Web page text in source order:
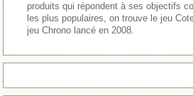
produits qui répondent à ses objectifs
les plus populaires, on trouve le jeu
jeu Chrono lancé en 2008.